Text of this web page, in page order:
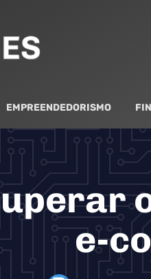
EMPREENDEDORISMO
e-